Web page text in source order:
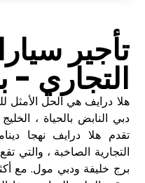
تأجير
التجاري -
هلا درايف هي الحل
دبي النابض بالحياة ،
تقدم هلا درايف نهجا
التجارية الصاخبة ، والتي